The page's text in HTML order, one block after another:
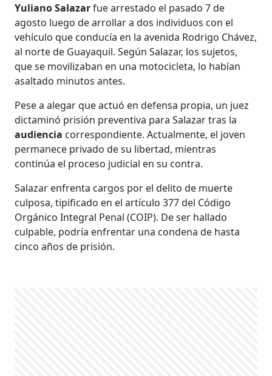
Yuliano Salazarfue arrestado el pasado 7 de
agosto luego de arrollar a dos individuos con el
vehículo que conducía en la avenida Rodrigo Chávez,
al norte de Guayaquil. Según Salazar, los sujetos,
que se movilizaban en una motocicleta, lo habían
asaltado minutos antes.
Pese a alegar que actuó en defensa propia, un juez
dictaminó prisión preventiva para Salazar tras la
audiencia correspondiente. Actualmente, el joven
permanece privado de su libertad, mientras
continúa el proceso judicial en su contra.
Salazar enfrenta cargos por el delito de muerte
culposa, tipificado en el artículo 377 del Código
Orgánico Integral Penal (COIP). De ser hallado
culpable, podría enfrentar una condena de hasta
cinco años de prisión.